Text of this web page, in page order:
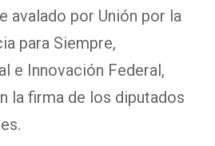
avalado por Unión por la
para Siempre,
e Innovación Federal,
la firma de los diputados